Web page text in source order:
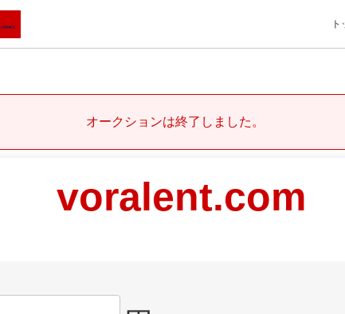
ト
オークションは終了しました。
voralent.com